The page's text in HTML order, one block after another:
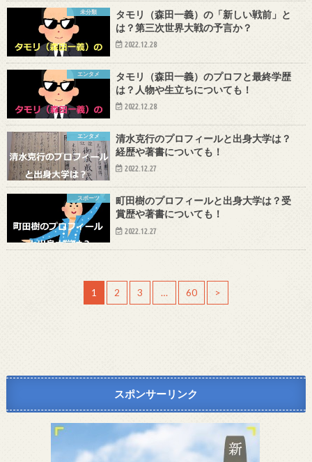
未分類
タモリ（森田一義）の「新しい戦前」と
は？第三次世界大戦の予言か？
2022.12.28
エンタメ
タモリ（森田一義）のプロフと最終学歴
は？人物や生立ちについても！
2022.12.28
エンタメ
清水克行のプロフィールと出身大学は？
経歴や著書についても！
2022.12.27
スポーツ
町田樹のプロフィールと出身大学は？受
賞歴や著書についても！
2022.12.27
1 2 3 … 60 >
スポンサーリンク